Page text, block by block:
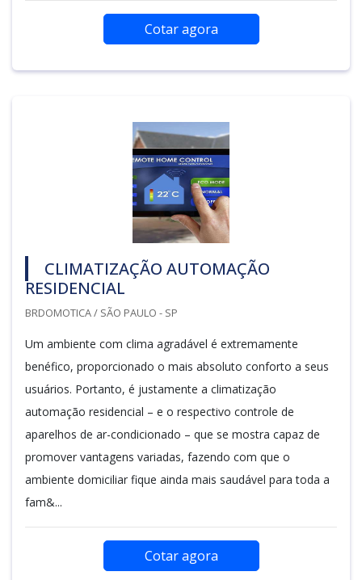
Cotar agora
CLIMATIZAÇÃO AUTOMAÇÃO
RESIDENCIAL
BRDOMOTICA / SÃO PAULO - SP
Um ambiente com clima agradável é extremamente
benéfico, proporcionado o mais absoluto conforto a seus
usuários. Portanto, é justamente a climatização
automação residencial – e o respectivo controle de
aparelhos de ar-condicionado – que se mostra capaz de
promover vantagens variadas, fazendo com que o
ambiente domiciliar fique ainda mais saudável para toda a
fam&...
Cotar agora